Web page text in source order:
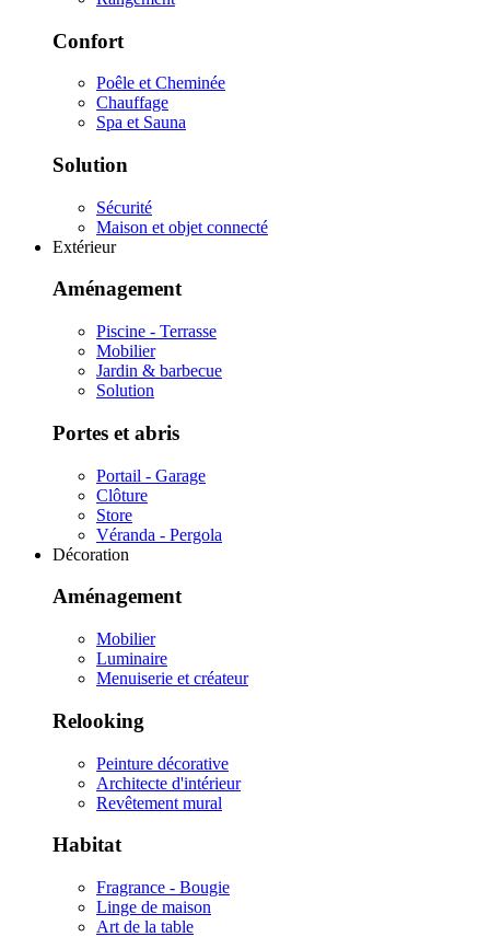
Confort
Poêle et Cheminée
Chauffage
Spa et Sauna
Solution
Sécurité
Maison et objet connecté
Extérieur
Aménagement
Piscine - Terrasse
Mobilier
Jardin & barbecue
Solution
Portes et abris
Portail - Garage
Clôture
Store
Véranda - Pergola
Décoration
Aménagement
Mobilier
Luminaire
Menuiserie et créateur
Relooking
Peinture décorative
Architecte d'intérieur
Revêtement mural
Habitat
Fragrance - Bougie
Linge de maison
Art de la table